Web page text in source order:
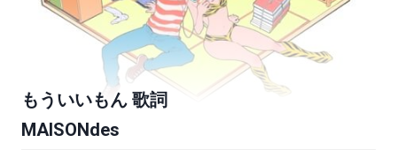
もういいもん 歌詞
MAISONdes